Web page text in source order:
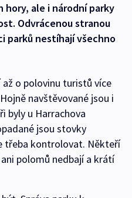
hory, ale i národní parky
Odvrácenou stranou
parků nestíhají všechno
o polovinu turistů více
navštěvované jsou i
byly u Harrachova
jsou stovky
třeba kontrolovat. Někteří
polomů nedbají a krátí